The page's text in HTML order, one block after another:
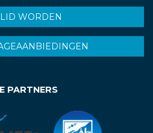
WORDEN
PARTNERS